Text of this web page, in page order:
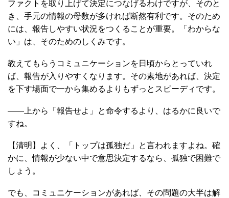
ファクトを取り上げて決定につなげるわけですが、そのと
き、手元の情報の母数が多ければ断然有利です。そのため
には、報告しやすい状況をつくることが重要。「わからな
い」は、そのためのしくみです。
教えてもらうコミュニケーションを日頃からとっていれ
ば、報告が入りやすくなります。その素地があれば、決定
を下す場面で一から集めるよりもずっとスピーディです。
――上から「報告せよ」と命令するより、はるかに良いで
すね。
【清明】よく、「トップは孤独だ」と言われますよね。確
かに、情報が少ない中で意思決定するなら、孤独で困難で
しょう。
でも、コミュニケーションがあれば、その問題の大半は解